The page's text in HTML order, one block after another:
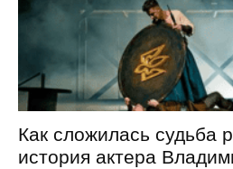
Как сложилась судьба
история актера